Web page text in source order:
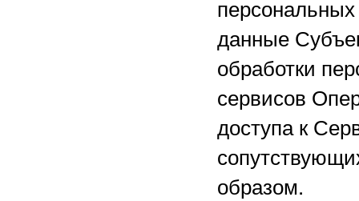
данные
обработки
сервисов
доступа к
образом.